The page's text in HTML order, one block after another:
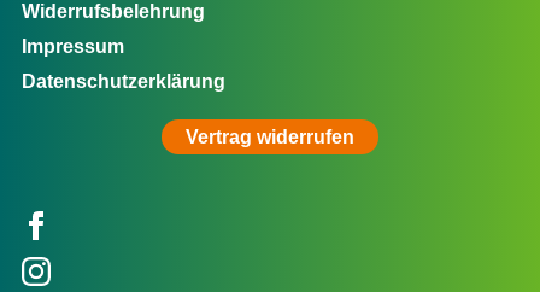
Widerrufsbelehrung
Impressum
Datenschutzerklärung
Vertrag widerrufen